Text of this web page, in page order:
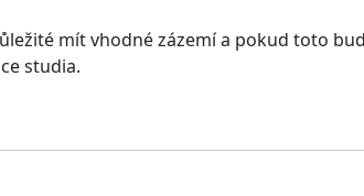
mít vhodné zázemí a pokud toto
studia.